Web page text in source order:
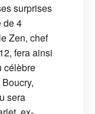
surprises
de 4
Zen, chef
fera ainsi
célèbre
sera